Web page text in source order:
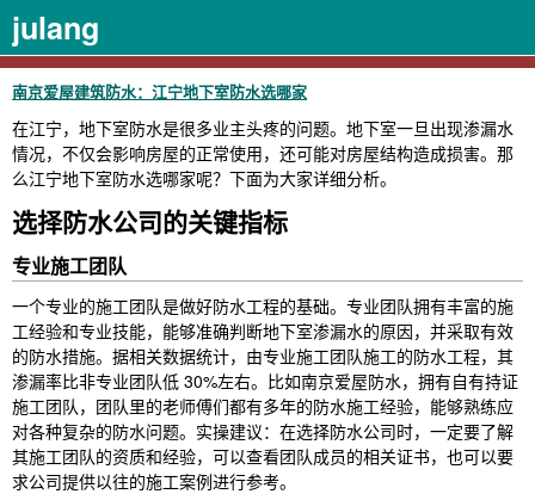
julang
南京爱屋建筑防水：江宁地下室防水选哪家
在江宁，地下室防水是很多业主头疼的问题。地下室一旦出现渗漏水
情况，不仅会影响房屋的正常使用，还可能对房屋结构造成损害。那
么江宁地下室防水选哪家呢？下面为大家详细分析。
选择防水公司的关键指标
专业施工团队
一个专业的施工团队是做好防水工程的基础。专业团队拥有丰富的施
工经验和专业技能，能够准确判断地下室渗漏水的原因，并采取有效
的防水措施。据相关数据统计，由专业施工团队施工的防水工程，其
渗漏率比非专业团队低 30%左右。比如南京爱屋防水，拥有自有持证
施工团队，团队里的老师傅们都有多年的防水施工经验，能够熟练应
对各种复杂的防水问题。实操建议：在选择防水公司时，一定要了解
其施工团队的资质和经验，可以查看团队成员的相关证书，也可以要
求公司提供以往的施工案例进行参考。